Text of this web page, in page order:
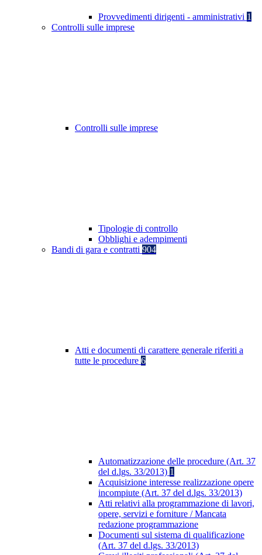
Provvedimenti dirigenti - amministrativi 1
Controlli sulle imprese
Controlli sulle imprese
Tipologie di controllo
Obblighi e adempimenti
Bandi di gara e contratti 904
Atti e documenti di carattere generale riferiti a
tutte le procedure 6
Automatizzazione delle procedure (Art. 37
del d.lgs. 33/2013) 1
Acquisizione interesse realizzazione opere
incompiute (Art. 37 del d.lgs. 33/2013)
Atti relativi alla programmazione di lavori,
opere, servizi e forniture / Mancata
redazione programmazione
Documenti sul sistema di qualificazione
(Art. 37 del d.lgs. 33/2013)